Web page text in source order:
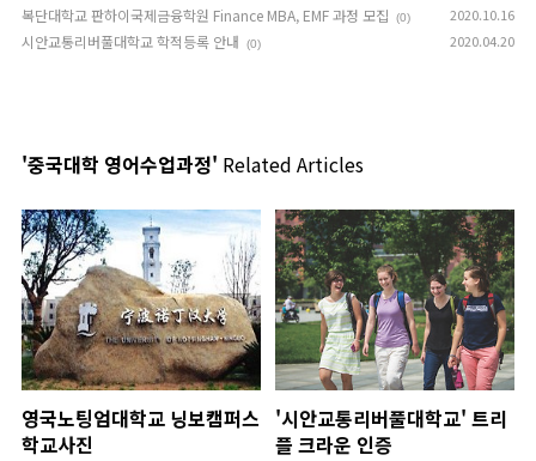
복단대학교 판하이국제금융학원 Finance MBA, EMF 과정 모집 (0) 2020.10.16
시안교통리버풀대학교 학적등록 안내 (0) 2020.04.20
'중국대학 영어수업과정' Related Articles
영국노팅엄대학교 닝보캠퍼스
학교사진
'시안교통리버풀대학교' 트리
플 크라운 인증